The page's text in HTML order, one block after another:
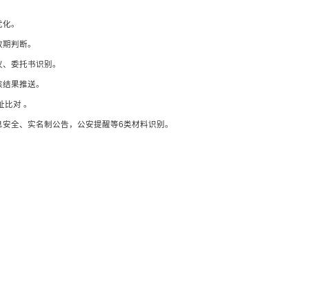
。
判断。
委托书识别。
果推送。
对 。
全、实名制公告，公安提醒等6类材料识别。